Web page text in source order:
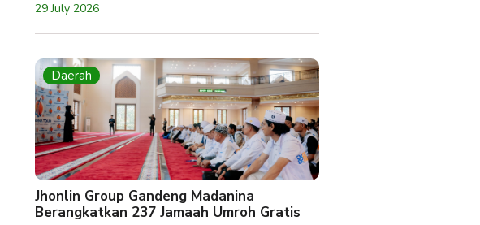
29 July 2026
Daerah
Jhonlin Group Gandeng Madanina
Berangkatkan 237 Jamaah Umroh Gratis